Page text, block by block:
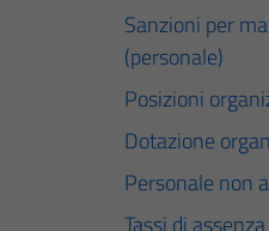
Sanzioni per
(personale)
Posizioni
Dotazione
Personale non
Tassi di assenza